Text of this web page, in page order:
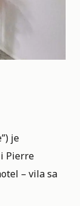
je
Pierre
– vila sa